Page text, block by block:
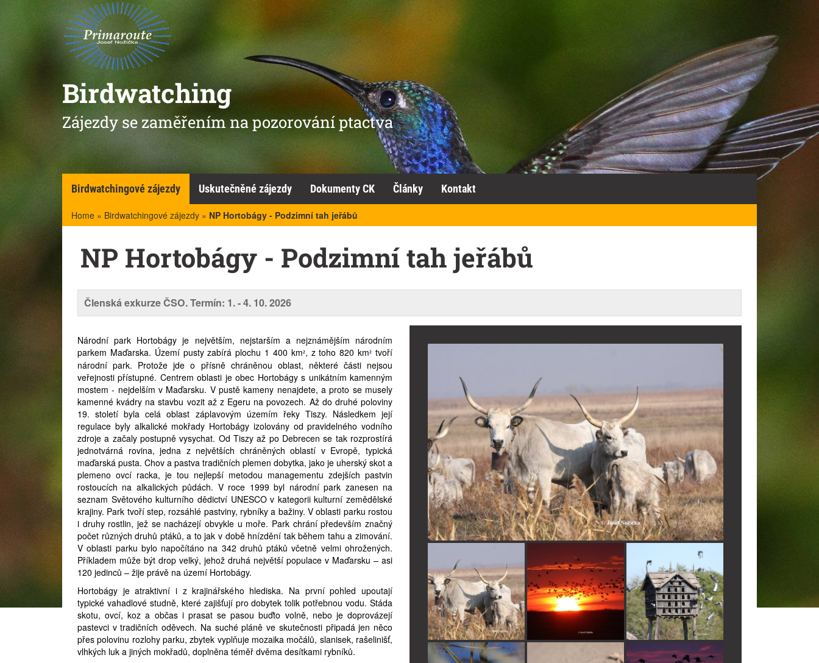
Birdwatching
Zájezdy se zaměřením na pozorování ptactva
Birdwatchingové zájezdy Uskutečněné zájezdy Dokumenty CK Články Kontakt
Home » Birdwatchingové zájezdy » NP Hortobágy - Podzimní tah jeřábů
NP Hortobágy - Podzimní tah jeřábů
Členská exkurze ČSO. Termín: 1. - 4. 10. 2026
Národní park Hortobágy je největším, nejstarším a nejznámějším národním
parkem Maďarska. Území pusty zabírá plochu 1 400 km², z toho 820 km² tvoří
národní park. Protože jde o přísně chráněnou oblast, některé části nejsou
veřejnosti přístupné. Centrem oblasti je obec Hortobágy s unikátním kamenným
mostem - nejdelším v Maďarsku. V pustě kameny nenajdete, a proto se musely
kamenné kvádry na stavbu vozit až z Egeru na povozech. Až do druhé poloviny
19. století byla celá oblast záplavovým územím řeky Tiszy. Následkem její
regulace byly alkalické mokřady Hortobágy izolovány od pravidelného vodního
zdroje a začaly postupně vysychat. Od Tiszy až po Debrecen se tak rozprostírá
jednotvárná rovina, jedna z největších chráněných oblastí v Evropě, typická
maďarská pusta. Chov a pastva tradičních plemen dobytka, jako je uherský skot a
plemeno ovcí racka, je tou nejlepší metodou managementu zdejších pastvin
rostoucích na alkalických půdách. V roce 1999 byl národní park zanesen na
seznam Světového kulturního dědictví UNESCO v kategorii kulturní zemědělské
krajiny. Park tvoří step, rozsáhlé pastviny, rybníky a bažiny. V oblasti parku rostou
i druhy rostlin, jež se nacházejí obvykle u moře. Park chrání především značný
počet různých druhů ptáků, a to jak v době hnízdění tak během tahu a zimování.
V oblasti parku bylo napočítáno na 342 druhů ptáků včetně velmi ohrožených.
Příkladem může být drop velký, jehož druhá největší populace v Maďarsku – asi
120 jedinců – žije právě na území Hortobágy.
Hortobágy je atraktivní i z krajinářského hlediska. Na první pohled upoutají
typické vahadlové studně, které zajišťují pro dobytek tolik potřebnou vodu. Stáda
skotu, ovcí, koz a občas i prasat se pasou buďto volně, nebo je doprovázejí
pastevci v tradičních oděvech. Na suché pláně ve skutečnosti připadá jen něco
přes polovinu rozlohy parku, zbytek vyplňuje mozaika močálů, slanisek, rašelinišť,
vlhkých luk a jiných mokřadů, doplněna téměř dvěma desítkami rybníků.